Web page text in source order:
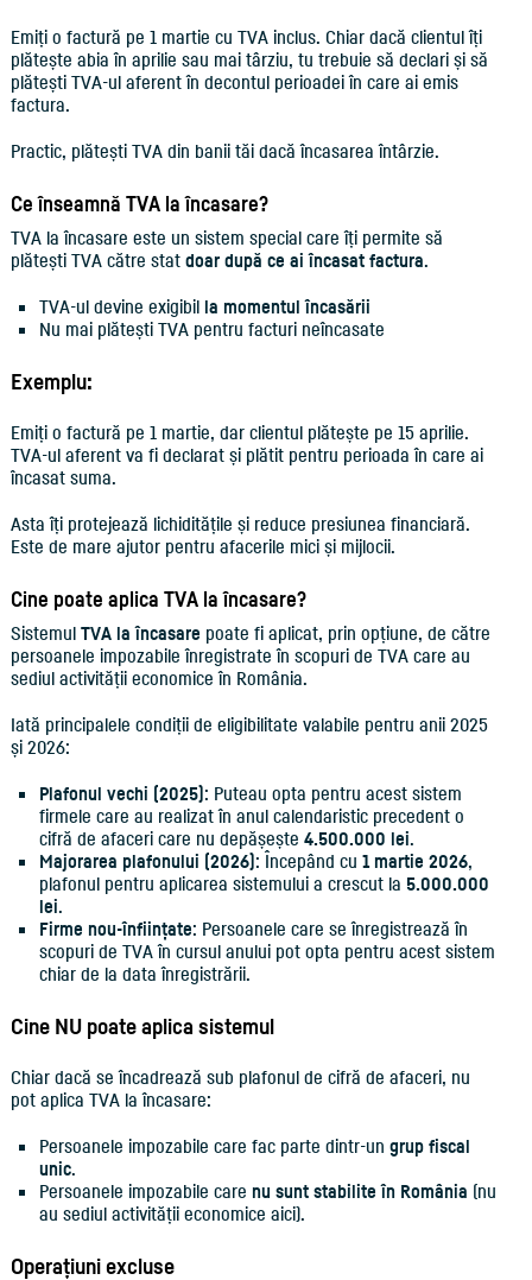
Emiți o factură pe 1 martie cu TVA inclus. Chiar dacă clientul îți
plătește abia în aprilie sau mai târziu, tu trebuie să declari și să
plătești TVA-ul aferent în decontul perioadei în care ai emis
factura.
Practic, plătești TVA din banii tăi dacă încasarea întârzie.
Ce înseamnă TVA la încasare?
TVA la încasare este un sistem special care îți permite să
plătești TVA către stat doar după ce ai încasat factura.
TVA-ul devine exigibil la momentul încasării
Nu mai plătești TVA pentru facturi neîncasate
Exemplu:
Emiți o factură pe 1 martie, dar clientul plătește pe 15 aprilie.
TVA-ul aferent va fi declarat și plătit pentru perioada în care ai
încasat suma.
Asta îți protejează lichiditățile și reduce presiunea financiară.
Este de mare ajutor pentru afacerile mici și mijlocii.
Cine poate aplica TVA la încasare?
Sistemul TVA la încasare poate fi aplicat, prin opțiune, de către
persoanele impozabile înregistrate în scopuri de TVA care au
sediul activității economice în România.
Iată principalele condiții de eligibilitate valabile pentru anii 2025
și 2026:
Plafonul vechi (2025): Puteau opta pentru acest sistem
firmele care au realizat în anul calendaristic precedent o
cifră de afaceri care nu depășește 4.500.000 lei.
Majorarea plafonului (2026): Începând cu 1 martie 2026,
plafonul pentru aplicarea sistemului a crescut la 5.000.000
lei.
Firme nou-înființate: Persoanele care se înregistrează în
scopuri de TVA în cursul anului pot opta pentru acest sistem
chiar de la data înregistrării.
Cine NU poate aplica sistemul
Chiar dacă se încadrează sub plafonul de cifră de afaceri, nu
pot aplica TVA la încasare:
Persoanele impozabile care fac parte dintr-un grup fiscal
unic.
Persoanele impozabile care nu sunt stabilite în România (nu
au sediul activității economice aici).
Operațiuni excluse